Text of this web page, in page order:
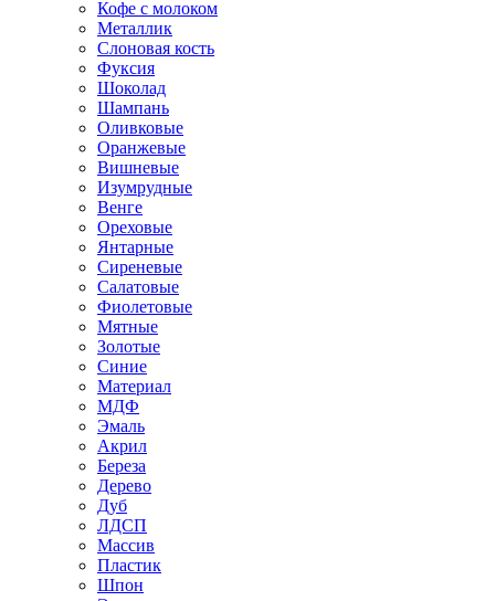
Кофе с молоком
Металлик
Слоновая кость
Фуксия
Шоколад
Шампань
Оливковые
Оранжевые
Вишневые
Изумрудные
Венге
Ореховые
Янтарные
Сиреневые
Салатовые
Фиолетовые
Мятные
Золотые
Синие
Материал
МДФ
Эмаль
Акрил
Береза
Дерево
Дуб
ЛДСП
Массив
Пластик
Шпон